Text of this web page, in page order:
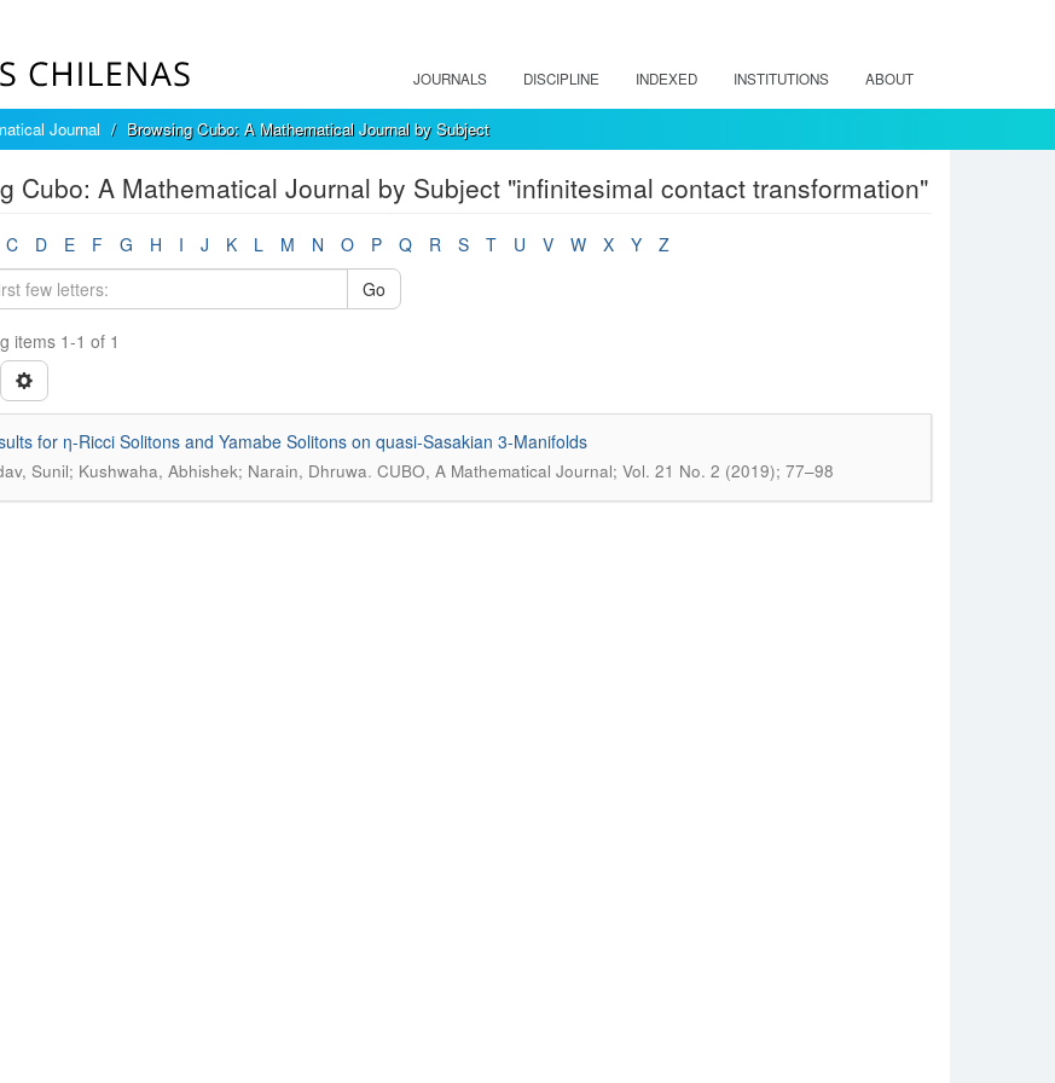
JOURNALS DISCIPLINE INDEXED INSTITUTIONS ABOUT
Journal Browsing Cubo: A Mathematical Journal by Subject
Cubo: A Mathematical Journal by Subject "infinitesimal contact transformation"
C D E F G H I J K L M N O P Q R S T U V W X Y
Z
Go
items 1-1 of 1
for η-Ricci Solitons and Yamabe Solitons on quasi-Sasakian 3-Manifolds
Sunil; Kushwaha, Abhishek; Narain, Dhruwa. CUBO, A Mathematical Journal; Vol. 21 No. 2 (2019); 77–98